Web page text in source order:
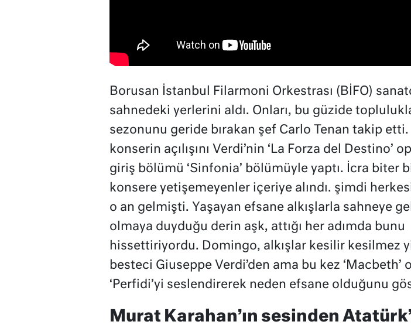
Borusan İstanbul Filarmoni Orkestrası (BİFO)
sahnedeki yerlerini aldı. Onları, bu güzide
sezonunu geride bırakan şef Carlo Tenan takip
konserin açılışını Verdi’nin ‘La Forza del Destino’
giriş bölümü ‘Sinfonia’ bölümüyle yaptı. İcra biter
konsere yetişemeyenler içeriye alındı. şimdi
o an gelmişti. Yaşayan efsane alkışlarla sahneye
olmaya duyduğu derin aşk, attığı her adımda bunu
hissettiriyordu. Domingo, alkışlar kesilir kesilmez
besteci Giuseppe Verdi’den ama bu kez ‘Macbeth’
‘Perfidi’yi seslendirerek neden efsane olduğunu
Murat Karahan’ın sesinden